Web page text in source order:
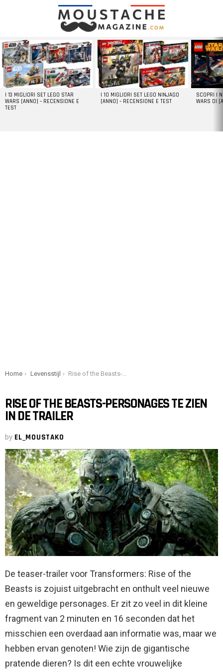
LATEST
STORIES
I 13 MIGLIORI SET LEGO STAR
WARS [ANNO] – RECENSIONE E
TEST
I 10 MIGLIORI SET LEGO NINJAGO
[ANNO] – RECENSIONE E TEST
SCOPRI I
WARS DI
You are here:
Home Levensstijl Rise of the Beasts-personages te zien in de trailer
RISE OF THE BEASTS-PERSONAGES TE ZIEN
IN DE TRAILER
by EL_MOUSTAKO
De teaser-trailer voor Transformers: Rise of the
Beasts is zojuist uitgebracht en onthult veel nieuwe
en geweldige personages. Er zit zo veel in dit kleine
fragment van 2 minuten en 16 seconden dat het
misschien een overdaad aan informatie was, maar we
hebben ervan genoten! Wie zijn de gigantische
pratende dieren? Is dit een echte vrouwelijke